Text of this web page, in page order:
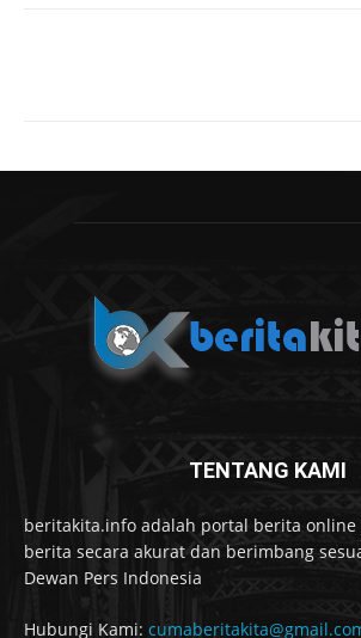
TENTANG KAMI
beritakita.info adalah portal berita online
berita secara akurat dan berimbang
Dewan Pers Indonesia
Hubungi Kami: